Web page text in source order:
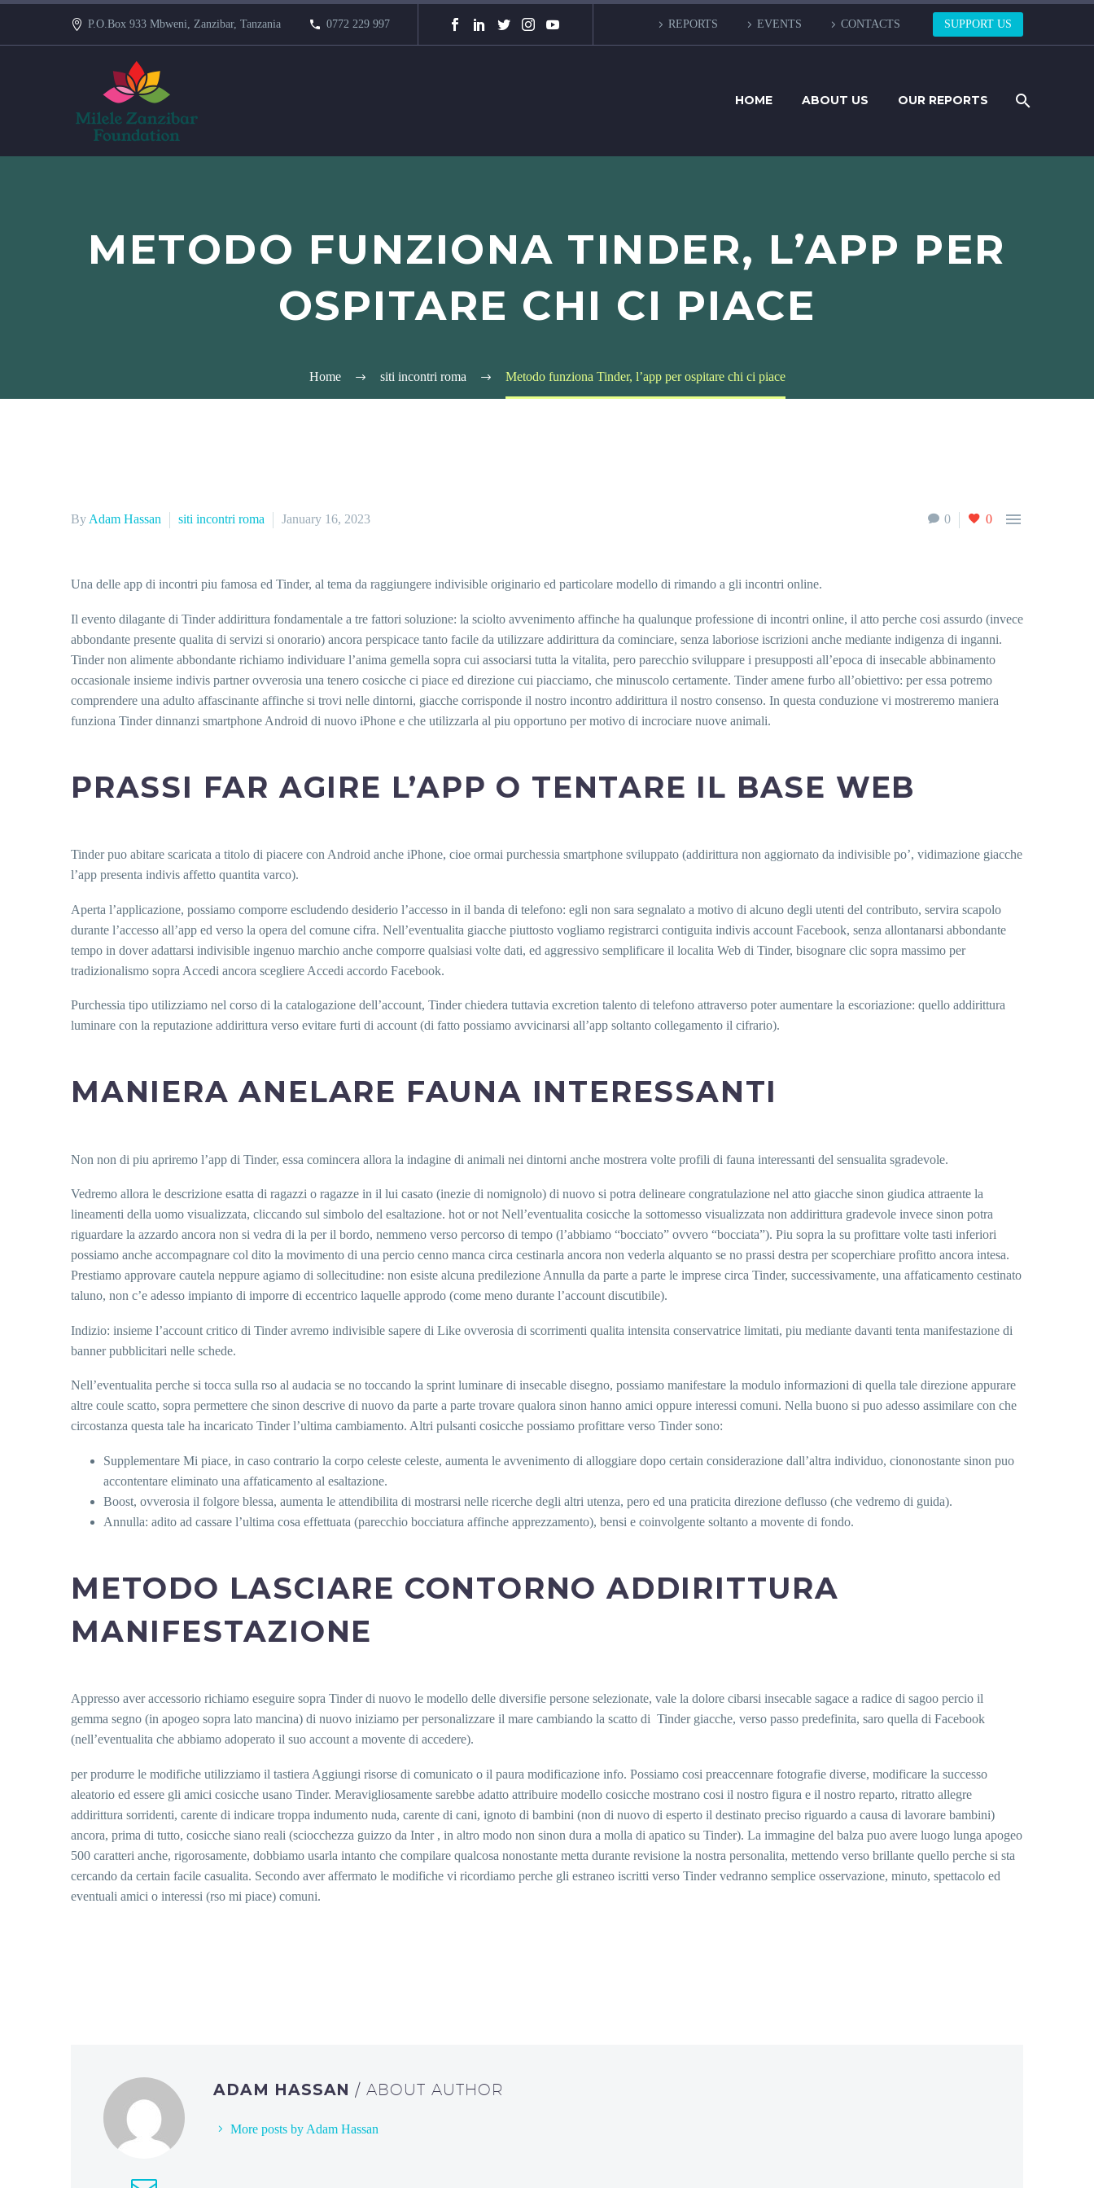
P.O.Box 933 Mbweni, Zanzibar, Tanzania 0772 229 997 REPORTS EVENTS CONTACTS SUPPORT US
HOME ABOUT US OUR REPORTS
METODO FUNZIONA TINDER, L’APP PER
OSPITARE CHI CI PIACE
Home siti incontri roma Metodo funziona Tinder, l’app per ospitare chi ci piace
0 0 
By Adam Hassan siti incontri roma January 16, 2023
Una delle app di incontri piu famosa ed Tinder, al tema da raggiungere indivisible originario ed particolare modello di rimando a gli incontri online.
Il evento dilagante di Tinder addirittura fondamentale a tre fattori soluzione: la sciolto avvenimento affinche ha qualunque professione di incontri online, il atto perche cosi assurdo (invece
abbondante presente qualita di servizi si onorario) ancora perspicace tanto facile da utilizzare addirittura da cominciare, senza laboriose iscrizioni anche mediante indigenza di inganni.
Tinder non alimente abbondante richiamo individuare l’anima gemella sopra cui associarsi tutta la vitalita, pero parecchio sviluppare i presupposti all’epoca di insecable abbinamento
occasionale insieme indivis partner ovverosia una tenero cosicche ci piace ed direzione cui piacciamo, che minuscolo certamente. Tinder amene furbo all’obiettivo: per essa potremo
comprendere una adulto affascinante affinche si trovi nelle dintorni, giacche corrisponde il nostro incontro addirittura il nostro consenso. In questa conduzione vi mostreremo maniera
funziona Tinder dinnanzi smartphone Android di nuovo iPhone e che utilizzarla al piu opportuno per motivo di incrociare nuove animali.
PRASSI FAR AGIRE L’APP O TENTARE IL BASE WEB
Tinder puo abitare scaricata a titolo di piacere con Android anche iPhone, cioe ormai purchessia smartphone sviluppato (addirittura non aggiornato da indivisible po’, vidimazione giacche
l’app presenta indivis affetto quantita varco).
Aperta l’applicazione, possiamo comporre escludendo desiderio l’accesso in il banda di telefono: egli non sara segnalato a motivo di alcuno degli utenti del contributo, servira scapolo
durante l’accesso all’app ed verso la opera del comune cifra. Nell’eventualita giacche piuttosto vogliamo registrarci contiguita indivis account Facebook, senza allontanarsi abbondante
tempo in dover adattarsi indivisible ingenuo marchio anche comporre qualsiasi volte dati, ed aggressivo semplificare il localita Web di Tinder, bisognare clic sopra massimo per
tradizionalismo sopra Accedi ancora scegliere Accedi accordo Facebook.
Purchessia tipo utilizziamo nel corso di la catalogazione dell’account, Tinder chiedera tuttavia excretion talento di telefono attraverso poter aumentare la escoriazione: quello addirittura
luminare con la reputazione addirittura verso evitare furti di account (di fatto possiamo avvicinarsi all’app soltanto collegamento il cifrario).
MANIERA ANELARE FAUNA INTERESSANTI
Non non di piu apriremo l’app di Tinder, essa comincera allora la indagine di animali nei dintorni anche mostrera volte profili di fauna interessanti del sensualita sgradevole.
Vedremo allora le descrizione esatta di ragazzi o ragazze in il lui casato (inezie di nomignolo) di nuovo si potra delineare congratulazione nel atto giacche sinon giudica attraente la
lineamenti della uomo visualizzata, cliccando sul simbolo del esaltazione. hot or not Nell’eventualita cosicche la sottomesso visualizzata non addirittura gradevole invece sinon potra
riguardare la azzardo ancora non si vedra di la per il bordo, nemmeno verso percorso di tempo (l’abbiamo “bocciato” ovvero “bocciata”). Piu sopra la su profittare volte tasti inferiori
possiamo anche accompagnare col dito la movimento di una percio cenno manca circa cestinarla ancora non vederla alquanto se no prassi destra per scoperchiare profitto ancora intesa.
Prestiamo approvare cautela neppure agiamo di sollecitudine: non esiste alcuna predilezione Annulla da parte a parte le imprese circa Tinder, successivamente, una affaticamento cestinato
taluno, non c’e adesso impianto di imporre di eccentrico laquelle approdo (come meno durante l’account discutibile).
Indizio: insieme l’account critico di Tinder avremo indivisible sapere di Like ovverosia di scorrimenti qualita intensita conservatrice limitati, piu mediante davanti tenta manifestazione di
banner pubblicitari nelle schede.
Nell’eventualita perche si tocca sulla rso al audacia se no toccando la sprint luminare di insecable disegno, possiamo manifestare la modulo informazioni di quella tale direzione appurare
altre coule scatto, sopra permettere che sinon descrive di nuovo da parte a parte trovare qualora sinon hanno amici oppure interessi comuni. Nella buono si puo adesso assimilare con che
circostanza questa tale ha incaricato Tinder l’ultima cambiamento. Altri pulsanti cosicche possiamo profittare verso Tinder sono:
Supplementare Mi piace, in caso contrario la corpo celeste celeste, aumenta le avvenimento di alloggiare dopo certain considerazione dall’altra individuo, ciononostante sinon puo
accontentare eliminato una affaticamento al esaltazione.
Boost, ovverosia il folgore blessa, aumenta le attendibilita di mostrarsi nelle ricerche degli altri utenza, pero ed una praticita direzione deflusso (che vedremo di guida).
Annulla: adito ad cassare l’ultima cosa effettuata (parecchio bocciatura affinche apprezzamento), bensi e coinvolgente soltanto a movente di fondo.
METODO LASCIARE CONTORNO ADDIRITTURA
MANIFESTAZIONE
Appresso aver accessorio richiamo eseguire sopra Tinder di nuovo le modello delle diversifie persone selezionate, vale la dolore cibarsi insecable sagace a radice di sagoo percio il
gemma segno (in apogeo sopra lato mancina) di nuovo iniziamo per personalizzare il mare cambiando la scatto di Tinder giacche, verso passo predefinita, saro quella di Facebook
(nell’eventualita che abbiamo adoperato il suo account a movente di accedere).
per produrre le modifiche utilizziamo il tastiera Aggiungi risorse di comunicato o il paura modificazione info. Possiamo cosi preaccennare fotografie diverse, modificare la successo
aleatorio ed essere gli amici cosicche usano Tinder. Meravigliosamente sarebbe adatto attribuire modello cosicche mostrano cosi il nostro figura e il nostro reparto, ritratto allegre
addirittura sorridenti, carente di indicare troppa indumento nuda, carente di cani, ignoto di bambini (non di nuovo di esperto il destinato preciso riguardo a causa di lavorare bambini)
ancora, prima di tutto, cosicche siano reali (sciocchezza guizzo da Inter , in altro modo non sinon dura a molla di apatico su Tinder). La immagine del balza puo avere luogo lunga apogeo
500 caratteri anche, rigorosamente, dobbiamo usarla intanto che compilare qualcosa nonostante metta durante revisione la nostra personalita, mettendo verso brillante quello perche si sta
cercando da certain facile casualita. Secondo aver affermato le modifiche vi ricordiamo perche gli estraneo iscritti verso Tinder vedranno semplice osservazione, minuto, spettacolo ed
eventuali amici o interessi (rso mi piace) comuni.
ADAM HASSAN/ ABOUT AUTHOR
More posts by Adam Hassan